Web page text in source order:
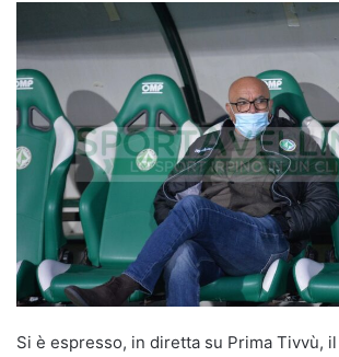
Si è espresso, in diretta su Prima Tivvù,